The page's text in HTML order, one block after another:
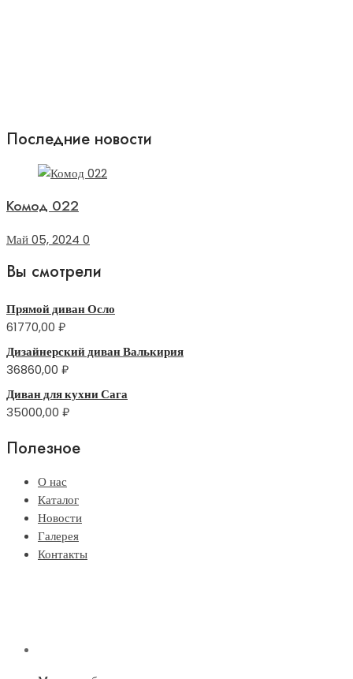
Последние новости
Комод 022
Май 05, 2024 0
Вы смотрели
Прямой диван Осло
61770,00 ₽
Дизайнерский диван Валькирия
36860,00 ₽
Диван для кухни Сага
35000,00 ₽
Полезное
О нас
Каталог
Новости
Галерея
Контакты